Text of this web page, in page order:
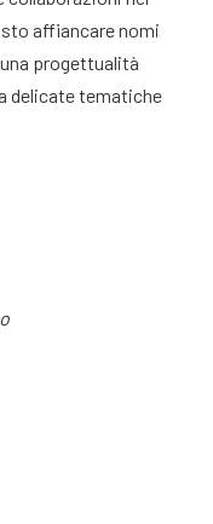
affiancare nomi
progettualità
delicate tematiche